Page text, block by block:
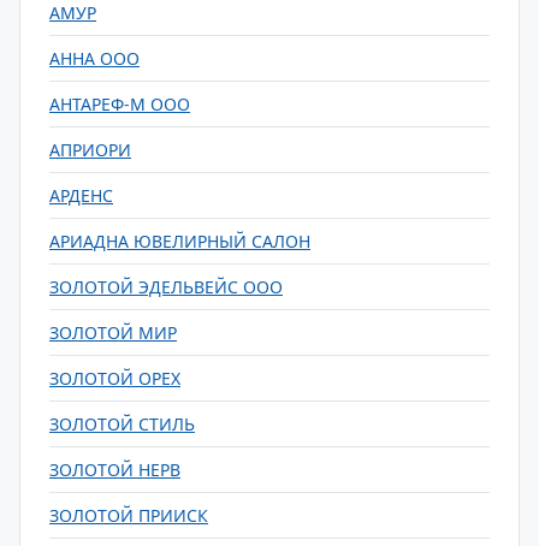
АМУР
АННА ООО
АНТАРЕФ-М ООО
АПРИОРИ
АРДЕНС
АРИАДНА ЮВЕЛИРНЫЙ САЛОН
ЗОЛОТОЙ ЭДЕЛЬВЕЙС ООО
ЗОЛОТОЙ МИР
ЗОЛОТОЙ ОРЕХ
ЗОЛОТОЙ СТИЛЬ
ЗОЛОТОЙ НЕРВ
ЗОЛОТОЙ ПРИИСК